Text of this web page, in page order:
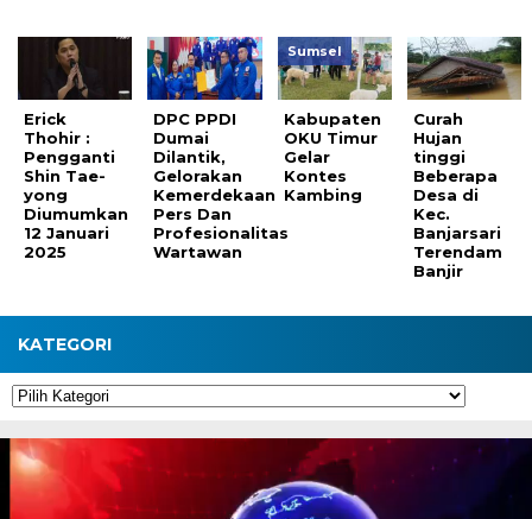
Erick
Thohir :
Pengganti
Shin Tae-
yong
Diumumkan
12 Januari
2025
DPC PPDI
Dumai
Dilantik,
Gelorakan
Kemerdekaan
Pers Dan
Profesionalitas
Wartawan
Sumsel
Kabupaten
OKU Timur
Gelar
Kontes
Kambing
Curah
Hujan
tinggi
Beberapa
Desa di
Kec.
Banjarsari
Terendam
Banjir
KATEGORI
Kategori
Pemutar
Video